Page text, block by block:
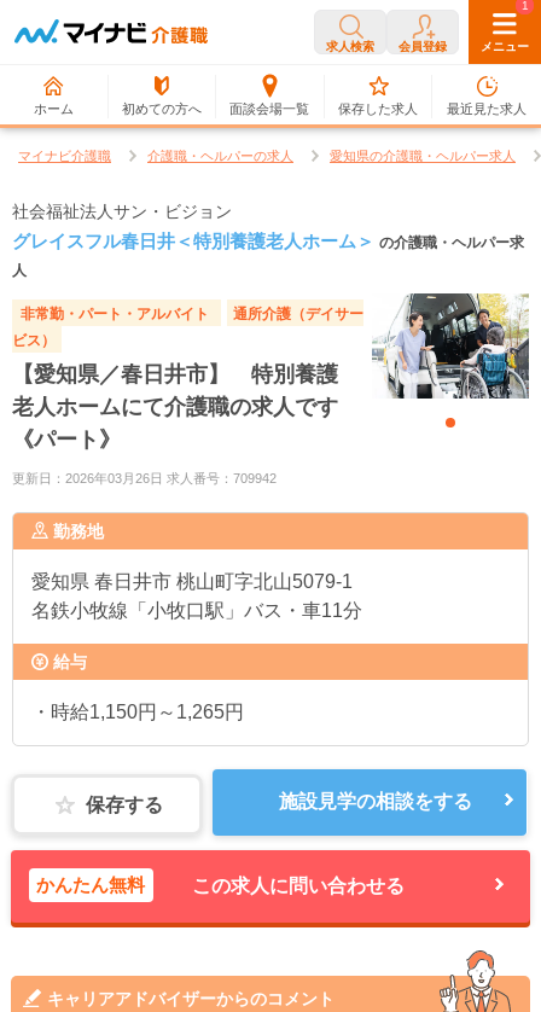
求人検索 会員登録 メニュー
ホーム 初めての方へ 面談会場一覧
0
保存した求人
1
最近見た求人
マイナビ介護職 介護職・ヘルパーの求人 愛知県の介護職・ヘルパー求人
社会福祉法人サン・ビジョン
グレイスフル春日井＜特別養護老人ホーム＞ の介護職・ヘルパー求
人
非常勤・パート・アルバイト
通所介護（デイサー
ビス）
【愛知県／春日井市】 特別養護
老人ホームにて介護職の求人です
《パート》
更新日：2026年03月26日 求人番号：709942
勤務地
愛知県 春日井市 桃山町字北山5079-1
名鉄小牧線「小牧口駅」バス・車11分
給与
・時給1,150円～1,265円
保存する 施設見学の相談をする
かんたん無料 この求人に問い合わせる
キャリアアドバイザーからのコメント